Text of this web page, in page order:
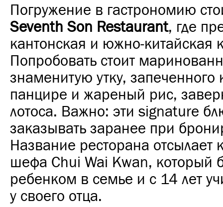
Погружение в гастрономию
Seventh Son Restaurant, где
кантонская и южно-китайская
Попробовать стоит
знаменитую утку, запеченного
панцире и жареный рис,
лотоса. Важно: эти signature
заказывать заранее при
Название ресторана отсылает
шефа Chui Wai Kwan, который
ребенком в семье и с 14 лет
у своего отца.